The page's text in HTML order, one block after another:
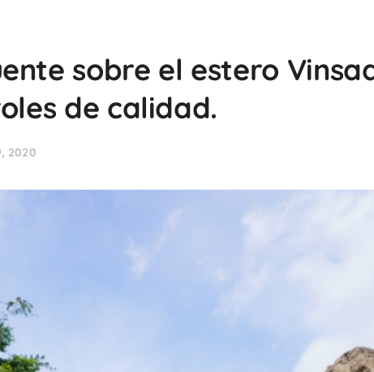
sobre el estero
de calidad.
2020